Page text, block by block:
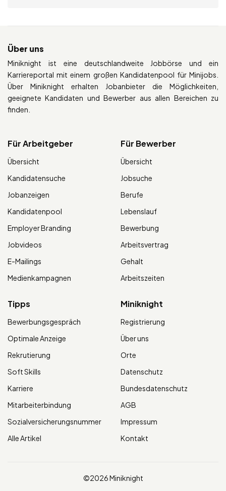
Über uns
Miniknight ist eine deutschlandweite Jobbörse und ein
Karriereportal mit einem großen Kandidatenpool für Minijobs.
Über Miniknight erhalten Jobanbieter die Möglichkeiten,
geeignete Kandidaten und Bewerber aus allen Bereichen zu
finden.
Für Arbeitgeber
Übersicht
Kandidatensuche
Jobanzeigen
Kandidatenpool
Employer Branding
Jobvideos
E-Mailings
Medienkampagnen
Für Bewerber
Übersicht
Jobsuche
Berufe
Lebenslauf
Bewerbung
Arbeitsvertrag
Gehalt
Arbeitszeiten
Tipps
Bewerbungsgespräch
Optimale Anzeige
Rekrutierung
Soft Skills
Karriere
Mitarbeiterbindung
Sozialversicherungsnummer
Alle Artikel
Miniknight
Registrierung
Über uns
Orte
Datenschutz
Bundesdatenschutz
AGB
Impressum
Kontakt
©2026 Miniknight